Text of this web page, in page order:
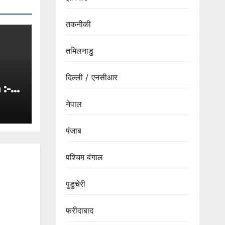
तकनीकी
तमिलनाडु
दिल्ली / एनसीआर
नेपाल
पंजाब
पश्चिम बंगाल
पुडुचेरी
फरीदाबाद